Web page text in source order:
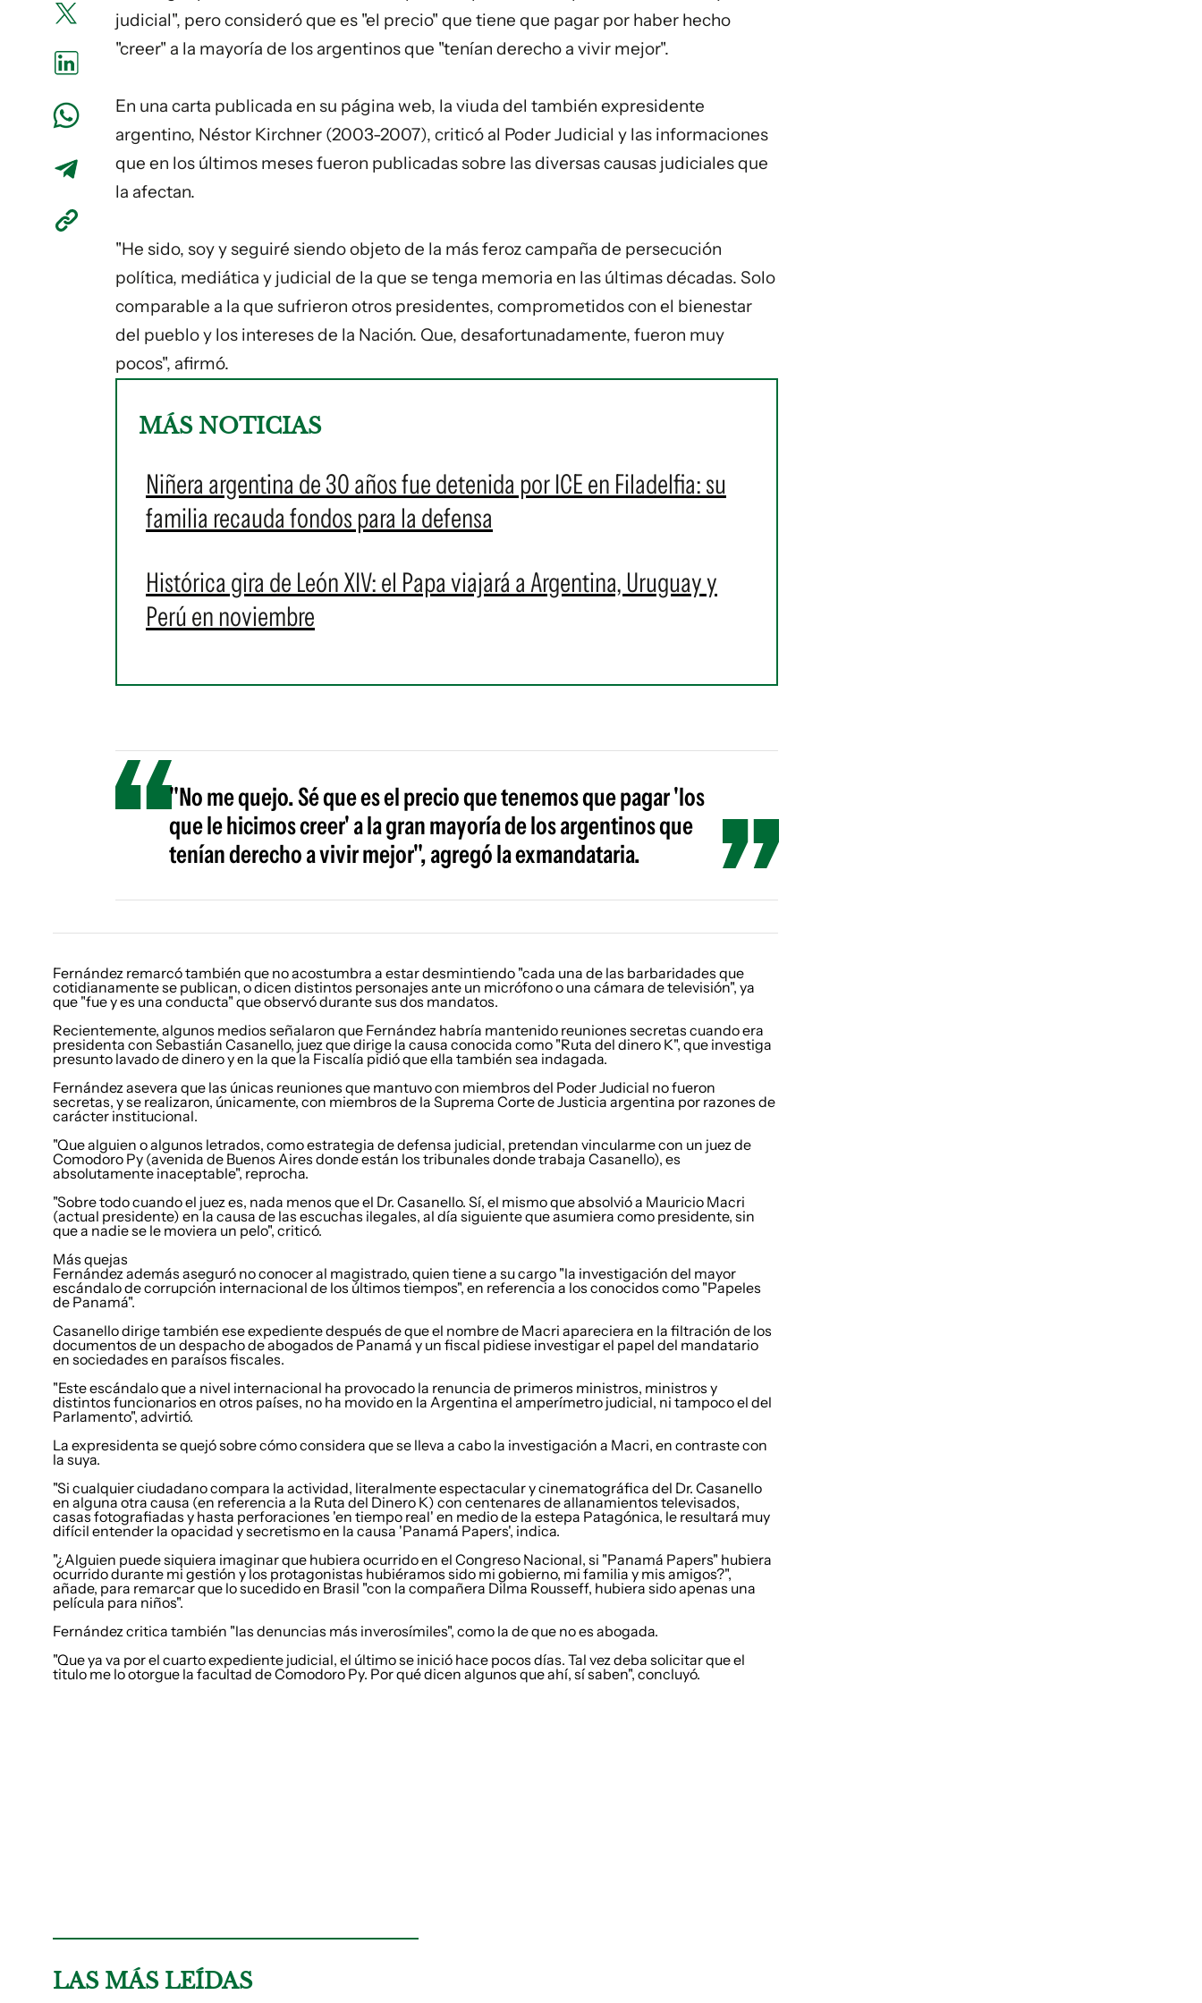
judicial", pero consideró que es "el precio" que tiene que pagar por haber hecho
"creer" a la mayoría de los argentinos que "tenían derecho a vivir mejor".
En una carta publicada en su página web, la viuda del también expresidente
argentino, Néstor Kirchner (2003-2007), criticó al Poder Judicial y las informaciones
que en los últimos meses fueron publicadas sobre las diversas causas judiciales que
la afectan.
"He sido, soy y seguiré siendo objeto de la más feroz campaña de persecución
política, mediática y judicial de la que se tenga memoria en las últimas décadas. Solo
comparable a la que sufrieron otros presidentes, comprometidos con el bienestar
del pueblo y los intereses de la Nación. Que, desafortunadamente, fueron muy
pocos", afirmó.
MÁS NOTICIAS
Niñera argentina de 30 años fue detenida por ICE en Filadelfia: su
familia recauda fondos para la defensa
Histórica gira de León XIV: el Papa viajará a Argentina, Uruguay y
Perú en noviembre
"No me quejo. Sé que es el precio que tenemos que pagar 'los
que le hicimos creer' a la gran mayoría de los argentinos que
tenían derecho a vivir mejor", agregó la exmandataria.
Fernández remarcó también que no acostumbra a estar desmintiendo "cada una de las barbaridades que
cotidianamente se publican, o dicen distintos personajes ante un micrófono o una cámara de televisión", ya
que "fue y es una conducta" que observó durante sus dos mandatos.
Recientemente, algunos medios señalaron que Fernández habría mantenido reuniones secretas cuando era
presidenta con Sebastián Casanello, juez que dirige la causa conocida como "Ruta del dinero K", que investiga
presunto lavado de dinero y en la que la Fiscalía pidió que ella también sea indagada.
Fernández asevera que las únicas reuniones que mantuvo con miembros del Poder Judicial no fueron
secretas, y se realizaron, únicamente, con miembros de la Suprema Corte de Justicia argentina por razones de
carácter institucional.
"Que alguien o algunos letrados, como estrategia de defensa judicial, pretendan vincularme con un juez de
Comodoro Py (avenida de Buenos Aires donde están los tribunales donde trabaja Casanello), es
absolutamente inaceptable", reprocha.
"Sobre todo cuando el juez es, nada menos que el Dr. Casanello. Sí, el mismo que absolvió a Mauricio Macri
(actual presidente) en la causa de las escuchas ilegales, al día siguiente que asumiera como presidente, sin
que a nadie se le moviera un pelo", criticó.
Más quejas
Fernández además aseguró no conocer al magistrado, quien tiene a su cargo "la investigación del mayor
escándalo de corrupción internacional de los últimos tiempos", en referencia a los conocidos como "Papeles
de Panamá".
Casanello dirige también ese expediente después de que el nombre de Macri apareciera en la filtración de los
documentos de un despacho de abogados de Panamá y un fiscal pidiese investigar el papel del mandatario
en sociedades en paraísos fiscales.
"Este escándalo que a nivel internacional ha provocado la renuncia de primeros ministros, ministros y
distintos funcionarios en otros países, no ha movido en la Argentina el amperímetro judicial, ni tampoco el del
Parlamento", advirtió.
La expresidenta se quejó sobre cómo considera que se lleva a cabo la investigación a Macri, en contraste con
la suya.
"Si cualquier ciudadano compara la actividad, literalmente espectacular y cinematográfica del Dr. Casanello
en alguna otra causa (en referencia a la Ruta del Dinero K) con centenares de allanamientos televisados,
casas fotografiadas y hasta perforaciones 'en tiempo real' en medio de la estepa Patagónica, le resultará muy
difícil entender la opacidad y secretismo en la causa 'Panamá Papers', indica.
"¿Alguien puede siquiera imaginar que hubiera ocurrido en el Congreso Nacional, si "Panamá Papers" hubiera
ocurrido durante mi gestión y los protagonistas hubiéramos sido mi gobierno, mi familia y mis amigos?",
añade, para remarcar que lo sucedido en Brasil "con la compañera Dilma Rousseff, hubiera sido apenas una
película para niños".
Fernández critica también "las denuncias más inverosímiles", como la de que no es abogada.
"Que ya va por el cuarto expediente judicial, el último se inició hace pocos días. Tal vez deba solicitar que el
titulo me lo otorgue la facultad de Comodoro Py. Por qué dicen algunos que ahí, sí saben", concluyó.
LAS MÁS LEÍDAS